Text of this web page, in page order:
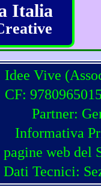
Italia
Idee Vive
CF:
Partner:
Informativa
pagine web del
Dati Tecnici: